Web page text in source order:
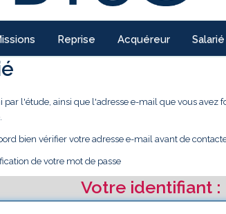
Reprise Acquéreur Salarié
par l'étude, ainsi que l'adresse e-mail que vous
bien vérifier votre adresse e-mail avant de
de votre mot de passe
Votre identifiant